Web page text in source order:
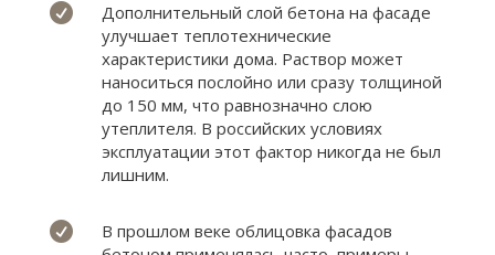

Дополнительный слой бетона на фасаде
улучшает теплотехнические
характеристики дома. Раствор может
наноситься послойно или сразу толщиной
до 150 мм, что равнозначно слою
утеплителя. В российских условиях
эксплуатации этот фактор никогда не был
лишним.

В прошлом веке облицовка фасадов